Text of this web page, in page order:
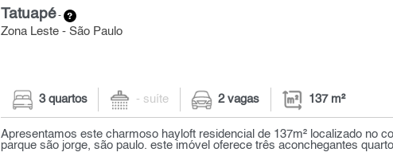
Tatuapé-
Zona Leste - São Paulo
3 quartos - suíte 2 vagas 137 m²
Apresentamos este charmoso hayloft residencial de 137m² localizado no
parque são jorge, são paulo. este imóvel oferece três aconchegantes